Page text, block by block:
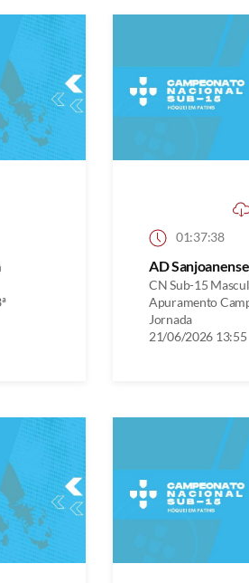
01:37:38
AD
CN Sub-15
Apuramento
Jornada
21/06/2026 13:55